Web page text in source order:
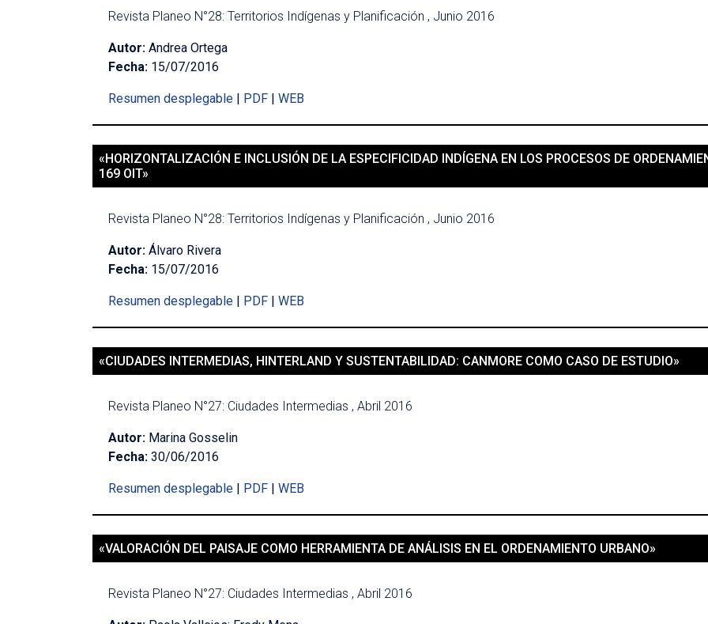
Revista Planeo N°28: Territorios Indígenas y Planificación , Junio 2016
Autor: Andrea Ortega
Fecha: 15/07/2016
Resumen desplegable | PDF | WEB
«HORIZONTALIZACIÓN E INCLUSIÓN DE LA ESPECIFICIDAD INDÍGENA EN LOS PROCESOS DE
169 OIT»
Revista Planeo N°28: Territorios Indígenas y Planificación , Junio 2016
Autor: Álvaro Rivera
Fecha: 15/07/2016
Resumen desplegable | PDF | WEB
«CIUDADES INTERMEDIAS, HINTERLAND Y SUSTENTABILIDAD: CANMORE COMO CASO DE ESTUDIO»
Revista Planeo N°27: Ciudades Intermedias , Abril 2016
Autor: Marina Gosselin
Fecha: 30/06/2016
Resumen desplegable | PDF | WEB
«VALORACIÓN DEL PAISAJE COMO HERRAMIENTA DE ANÁLISIS EN EL ORDENAMIENTO URBANO»
Revista Planeo N°27: Ciudades Intermedias , Abril 2016